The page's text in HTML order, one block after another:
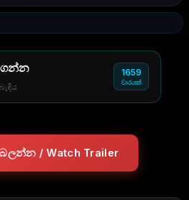
1659
වාරයක්
බලන්න / Watch Trailer